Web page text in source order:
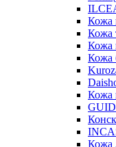
Кожа
Кожа
Кожа
Кожа
Кожа
Кожа